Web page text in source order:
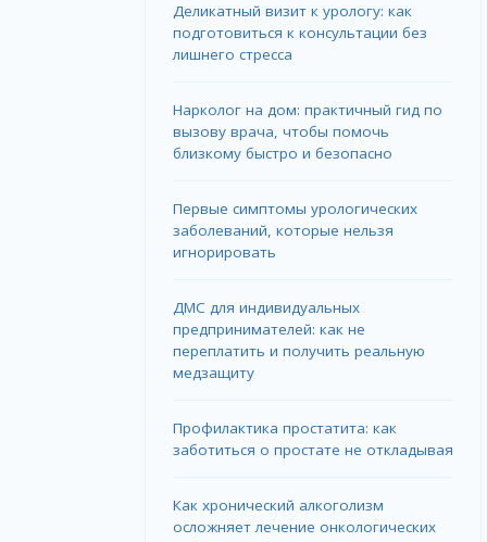
Деликатный визит к урологу: как
подготовиться к консультации без
лишнего стресса
Нарколог на дом: практичный гид по
вызову врача, чтобы помочь
близкому быстро и безопасно
Первые симптомы урологических
заболеваний, которые нельзя
игнорировать
ДМС для индивидуальных
предпринимателей: как не
переплатить и получить реальную
медзащиту
Профилактика простатита: как
заботиться о простате не откладывая
Как хронический алкоголизм
осложняет лечение онкологических